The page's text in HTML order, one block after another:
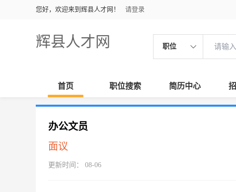
您好，欢迎来到辉县人才网！ 请登录
辉县人才网 职位
首页 职位搜索 简历中心
办公文员
面议
更新时间： 08-06